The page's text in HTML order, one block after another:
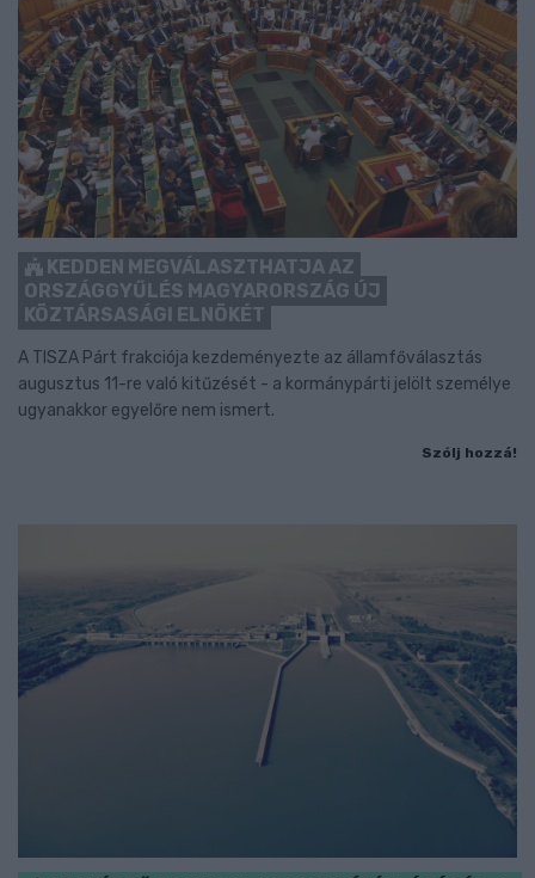
KEDDEN MEGVÁLASZTHATJA AZ
ORSZÁGGYŰLÉS MAGYARORSZÁG ÚJ
KÖZTÁRSASÁGI ELNÖKÉT
A TISZA Párt frakciója kezdeményezte az államfőválasztás
augusztus 11-re való kitűzését - a kormánypárti jelölt személye
ugyanakkor egyelőre nem ismert.
Szólj hozzá!